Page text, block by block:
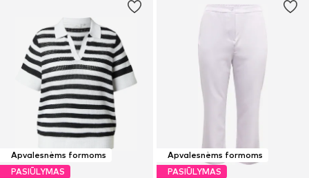
Apvalesnėms formoms
PASIŪLYMAS
Apvalesnėms formoms
PASIŪLYMAS